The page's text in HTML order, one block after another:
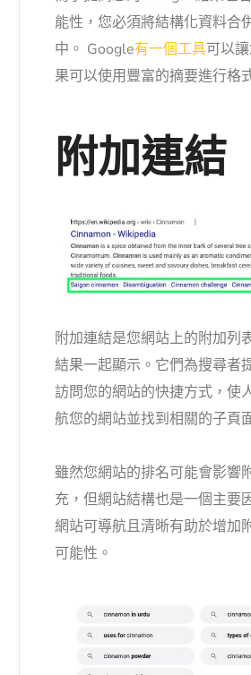
能性，您必須將結構化資料合
中。 Google有一個工具可以
果可以使用豐富的摘要進行格
附加連結
附加連結是您網站上的附加列
結果一起顯示。它們為搜尋者
訪問您的網站的快捷方式，使
航您的網站並找到相關的子頁
雖然您網站的排名可能會影響
充，但網站結構也是一個主要
網站可導航且清晰有助於增加
可能性。